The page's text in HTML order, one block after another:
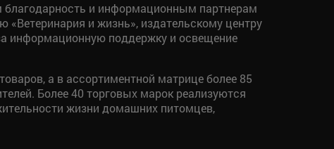
и информационным партнерам
и жизнь», издательскому центру
информационную поддержку и освещение
а в ассортиментной матрице более 85
Более 40 торговых марок реализуются
жизни домашних питомцев,